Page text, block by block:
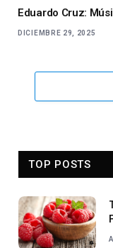
Eduardo Cruz:
DICIEMBRE 29, 2025
TOP POSTS